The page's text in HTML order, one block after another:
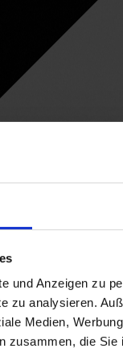
und Anzeigen zu
zu analysieren.
Medien,
zusammen, die